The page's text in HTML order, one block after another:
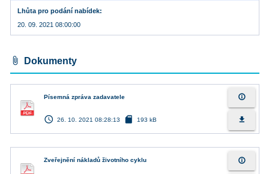
Lhůta pro podání nabídek
20. 09. 2021 08:00:00
attach_file Dokumenty
Písemná zpráva zadavatele
access_time 26. 10. 2021 08:28:13 sd_card 193 kB
info_outline
file_download
Zveřejnění nákladů životního cyklu info_outline